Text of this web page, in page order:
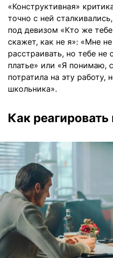
«Конструктивная»
точно с ней
под девизом «Кто же
скажет, как не я»: «Мне
расстраивать, но тебе не
платье» или «Я понимаю,
потратила на эту работу,
школьника».
Как реагировать